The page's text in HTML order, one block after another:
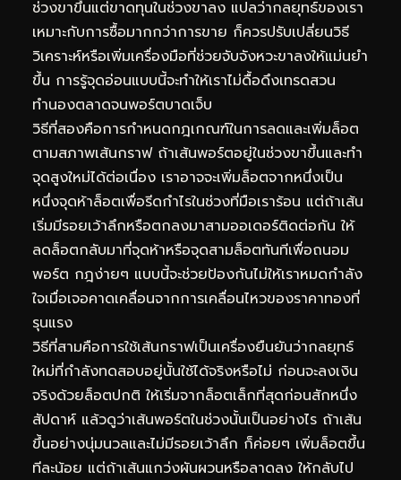
ช่วงขาขึ้นแต่ขาดทุนในช่วงขาลง แปลว่ากลยุทธ์ของเรา
เหมาะกับการซื้อมากกว่าการขาย ก็ควรปรับเปลี่ยนวิธี
วิเคราะห์หรือเพิ่มเครื่องมือที่ช่วยจับจังหวะขาลงให้แม่นยำ
ขึ้น การรู้จุดอ่อนแบบนี้จะทำให้เราไม่ดื้อดึงเทรดสวน
ทำนองตลาดจนพอร์ตบาดเจ็บ
วิธีที่สองคือการกำหนดกฎเกณฑ์ในการลดและเพิ่มล็อต
ตามสภาพเส้นกราฟ ถ้าเส้นพอร์ตอยู่ในช่วงขาขึ้นและทำ
จุดสูงใหม่ได้ต่อเนื่อง เราอาจจะเพิ่มล็อตจากหนึ่งเป็น
หนึ่งจุดห้าล็อตเพื่อรีดกำไรในช่วงที่มือเราร้อน แต่ถ้าเส้น
เริ่มมีรอยเว้าลึกหรือตกลงมาสามออเดอร์ติดต่อกัน ให้
ลดล็อตกลับมาที่จุดห้าหรือจุดสามล็อตทันทีเพื่อถนอม
พอร์ต กฎง่ายๆ แบบนี้จะช่วยป้องกันไม่ให้เราหมดกำลัง
ใจเมื่อเจอคาดเคลื่อนจากการเคลื่อนไหวของราคาทองที่
รุนแรง
วิธีที่สามคือการใช้เส้นกราฟเป็นเครื่องยืนยันว่ากลยุทธ์
ใหม่ที่กำลังทดสอบอยู่นั้นใช้ได้จริงหรือไม่ ก่อนจะลงเงิน
จริงด้วยล็อตปกติ ให้เริ่มจากล็อตเล็กที่สุดก่อนสักหนึ่ง
สัปดาห์ แล้วดูว่าเส้นพอร์ตในช่วงนั้นเป็นอย่างไร ถ้าเส้น
ขึ้นอย่างนุ่มนวลและไม่มีรอยเว้าลึก ก็ค่อยๆ เพิ่มล็อตขึ้น
ทีละน้อย แต่ถ้าเส้นแกว่งผันผวนหรือลาดลง ให้กลับไป